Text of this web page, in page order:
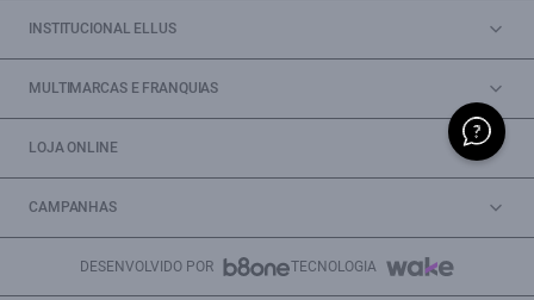
INSTITUCIONAL ELLUS
MULTIMARCAS E FRANQUIAS
LOJA ONLINE
CAMPANHAS
DESENVOLVIDO POR TECNOLOGIA